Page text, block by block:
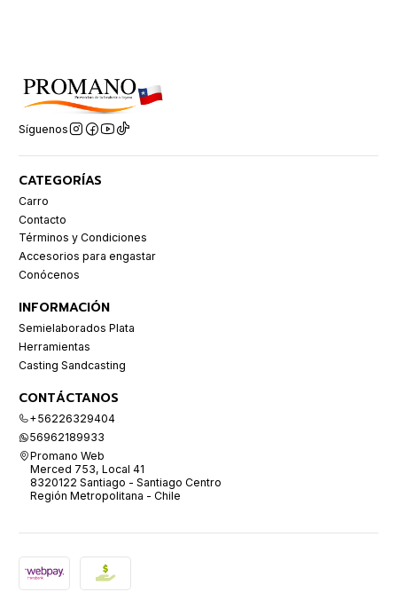
Síguenos
CATEGORÍAS
Carro
Contacto
Términos y Condiciones
Accesorios para engastar
Conócenos
INFORMACIÓN
Semielaborados Plata
Herramientas
Casting Sandcasting
CONTÁCTANOS
+56226329404
56962189933
Promano Web
Merced 753, Local 41
8320122 Santiago - Santiago Centro
Región Metropolitana - Chile